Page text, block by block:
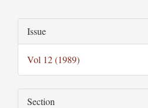
Article
Content
Article
Details
Issue
Vol 12 (1989)
Section